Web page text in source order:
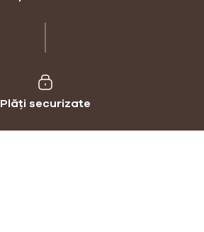
Plăți securizate